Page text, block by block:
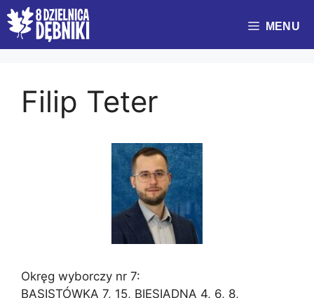
Przejdź
do
treści
MENU
Filip Teter
Okręg wyborczy nr 7:
BASISTÓWKA 7, 15, BIESIADNA 4, 6, 8,